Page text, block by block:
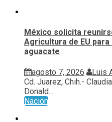
México solicita
Agricultura de EU
aguacate
agosto 7, 2026 Luis
Cd. Juarez, Chih.-
Donald...
Nación